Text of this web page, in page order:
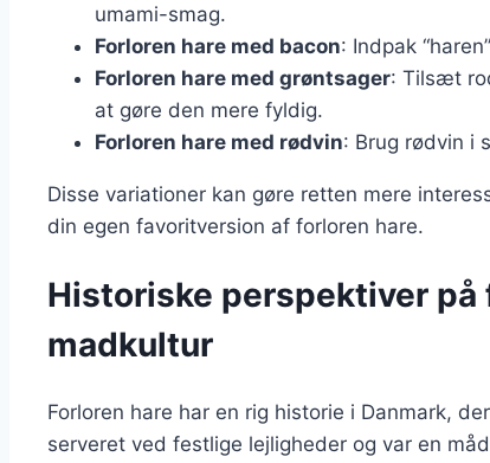
umami-smag.
Forloren hare med bacon: Indpak
Forloren hare med grøntsager: Tilsæt
at gøre den mere fyldig.
Forloren hare med rødvin: Brug rødvin i
Disse variationer kan gøre retten mere
din egen favoritversion af forloren hare.
Historiske perspektiver på
madkultur
Forloren hare har en rig historie i Danmark,
serveret ved festlige lejligheder og var en